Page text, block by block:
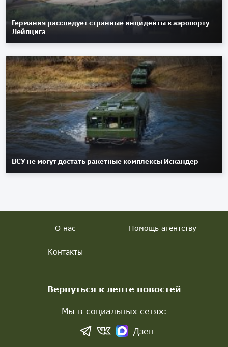
Германия расследует странные инциденты в аэропорту
Лейпцига
ВСУ не могут достать ракетные комплексы Искандер
О нас Помощь агентству
Контакты
Вернуться к ленте новостей
Мы в социальных сетях:
Дзен